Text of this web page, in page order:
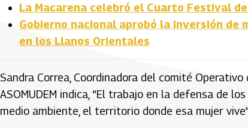
La Macarena celebró el Cuarto Festival
Gobierno nacional aprobó la inversión
en los Llanos Orientales
Sandra Correa, Coordinadora del comité
ASOMUDEM indica, “El trabajo en la defensa de
medio ambiente, el territorio donde esa mujer